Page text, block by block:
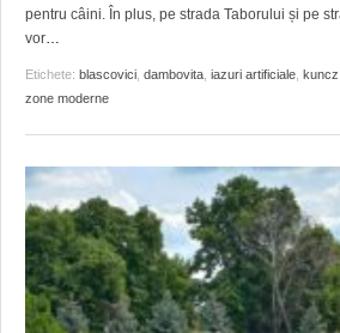
pentru câini. În plus, pe strada Taborului și pe
vor
Etichete: blascovici dambovita iazuri artificiale kuncz
zone moderne